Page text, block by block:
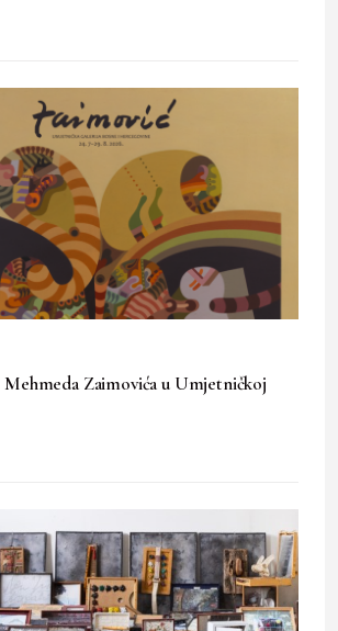
Zaimovića u Umjetničkoj